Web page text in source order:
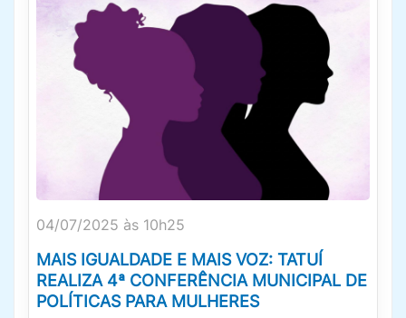
04/07/2025 às 10h25
MAIS IGUALDADE E MAIS VOZ: TATUÍ
REALIZA 4ª CONFERÊNCIA MUNICIPAL DE
POLÍTICAS PARA MULHERES